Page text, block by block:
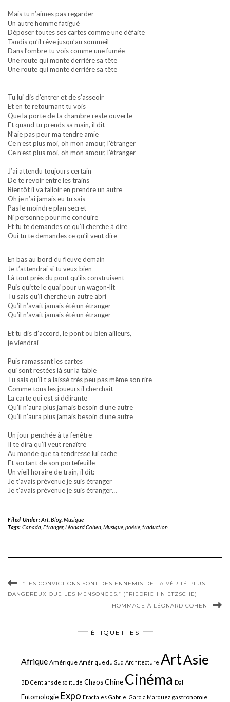
Mais tu n’aimes pas regarder
Un autre homme fatigué
Déposer toutes ses cartes comme une défaite
Tandis qu’il rêve jusqu’au sommeil
Dans l’ombre tu vois comme une fumée
Une route qui monte derrière sa tête
Une route qui monte derrière sa tête
Tu lui dis d’entrer et de s’asseoir
Et en te retournant tu vois
Que la porte de ta chambre reste ouverte
Et quand tu prends sa main, il dit
N’aie pas peur ma tendre amie
Ce n’est plus moi, oh mon amour, l’étranger
Ce n’est plus moi, oh mon amour, l’étranger
J’ai attendu toujours certain
De te revoir entre les trains
Bientôt il va falloir en prendre un autre
Oh je n’ai jamais eu tu sais
Pas le moindre plan secret
Ni personne pour me conduire
Et tu te demandes ce qu’il cherche à dire
Oui tu te demandes ce qu’il veut dire
En bas au bord du fleuve demain
Je t’attendrai si tu veux bien
Là tout près du pont qu’ils construisent
Puis quitte le quai pour un wagon-lit
Tu sais qu’il cherche un autre abri
Qu’il n’avait jamais été un étranger
Qu’il n’avait jamais été un étranger
Et tu dis d’accord, le pont ou bien ailleurs,
je viendrai
Puis ramassant les cartes
qui sont restées là sur la table
Tu sais qu’il t’a laissé très peu pas même son rire
Comme tous les joueurs il cherchait
La carte qui est si délirante
Qu’il n’aura plus jamais besoin d’une autre
Qu’il n’aura plus jamais besoin d’une autre
Un jour penchée à ta fenêtre
Il te dira qu’il veut renaître
Au monde que ta tendresse lui cache
Et sortant de son portefeuille
Un vieil horaire de train, il dit:
Je t’avais prévenue je suis étranger
Je t’avais prévenue je suis étranger…
Filed Under:Art, Blog, Musique
Tags: Canada Etranger, Léonard Cohen, Musique, poésie, traduction
“LES CONVICTIONS SONT DES ENNEMIS DE LA VÉRITÉ PLUS
DANGEREUX QUE LES MENSONGES.” (FRIEDRICH NIETZSCHE)
HOMMAGE À LÉONARD COHEN
ÉTIQUETTES
Afrique Amérique Amérique du Sud Architecture ArtAsie
BD Cent ans de solitude ChaosChine Cinéma Dali
Entomologie Expo Fractales Gabriel Garcia Marquez gastronomie